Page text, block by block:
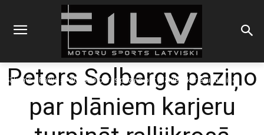
Sākums Rallijs
Peters Solbergs paziņo par plāniem karjeru turpināt
Peters Solbergs paziņo
par plāniem karjeru